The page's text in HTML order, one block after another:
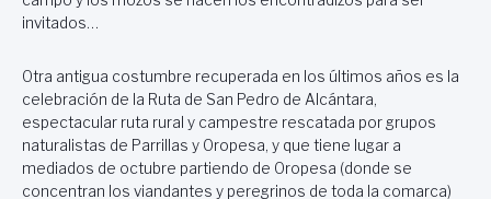
invitados…
Otra antigua costumbre recuperada en los últimos años es la
celebración de la Ruta de San Pedro de Alcántara,
espectacular ruta rural y campestre rescatada por grupos
naturalistas de Parrillas y Oropesa, y que tiene lugar a
mediados de octubre partiendo de Oropesa (donde se
concentran los viandantes y peregrinos de toda la comarca)